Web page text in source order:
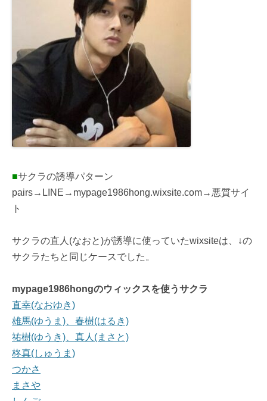
■サクラの誘導パターン
pairs→LINE→mypage1986hong.wixsite.com→悪質サイ
ト
サクラの直人(なおと)が誘導に使っていたwixsiteは、↓の
サクラたちと同じケースでした。
mypage1986hongのウィックスを使うサクラ
直幸(なおゆき)
雄馬(ゆうま)、春樹(はるき)
祐樹(ゆうき)、真人(まさと)
柊真(しゅうま)
つかさ
まさや